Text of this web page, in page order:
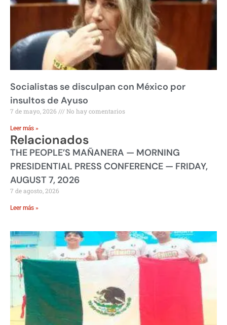
Socialistas se disculpan con México por
insultos de Ayuso
7 de mayo, 2026 No hay comentarios
Leer más »
Relacionados
THE PEOPLE’S MAÑANERA — MORNING
PRESIDENTIAL PRESS CONFERENCE — FRIDAY,
AUGUST 7, 2026
7 de agosto, 2026
Leer más »